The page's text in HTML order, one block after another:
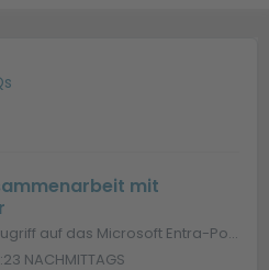
mit
Voraussetzungen: - Zugriff auf das Microsoft Entra-Portal: https://entra.microsoft.com - Zuweisung der Rolle „Guest Inviter“ Teil 1: Gastbenutzer in M...
NACHMITTAGS